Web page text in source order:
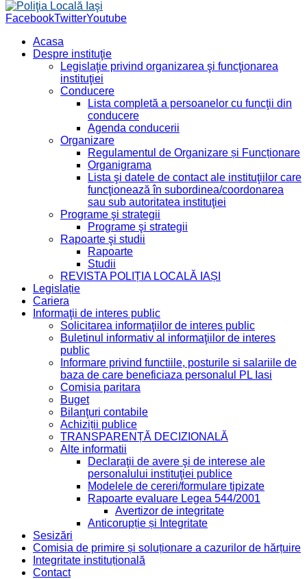
FacebookTwitterYoutube
Acasa
Despre instituţie
Legislaţie privind organizarea şi funcţionarea
instituţiei
Conducere
Lista completă a persoanelor cu funcţii din
conducere
Agenda conducerii
Organizare
Regulamentul de Organizare și Funcționare
Organigrama
Lista şi datele de contact ale instituţiilor care
funcţionează în subordinea/coordonarea
sau sub autoritatea instituţiei
Programe şi strategii
Programe şi strategii
Rapoarte şi studii
Rapoarte
Studii
REVISTA POLIȚIA LOCALĂ IAȘI
Legislație
Cariera
Informaţii de interes public
Solicitarea informaţiilor de interes public
Buletinul informativ al informaţiilor de interes
public
Informare privind functiile, posturile si salariile de
baza de care beneficiaza personalul PL Iasi
Comisia paritara
Buget
Bilanţuri contabile
Achiziții publice
TRANSPARENȚĂ DECIZIONALĂ
Alte informatii
Declaraţii de avere şi de interese ale
personalului instituţiei publice
Modelele de cereri/formulare tipizate
Rapoarte evaluare Legea 544/2001
Avertizor de integritate
Anticorupție și Integritate
Sesizări
Comisia de primire și soluționare a cazurilor de hărțuire
Integritate instituțională
Contact